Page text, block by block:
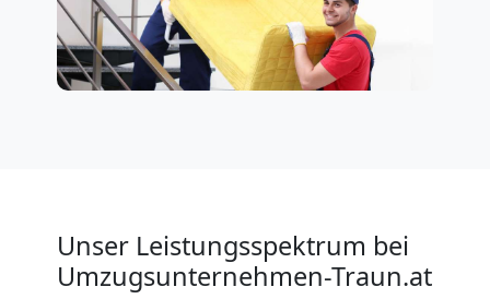
Unser Leistungsspektrum bei
Umzugsunternehmen-Traun.at